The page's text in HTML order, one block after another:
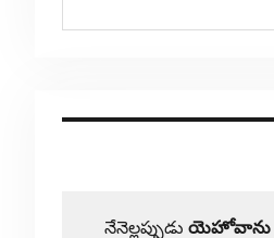
నేనెల్లప్పుడుయెహోవాను